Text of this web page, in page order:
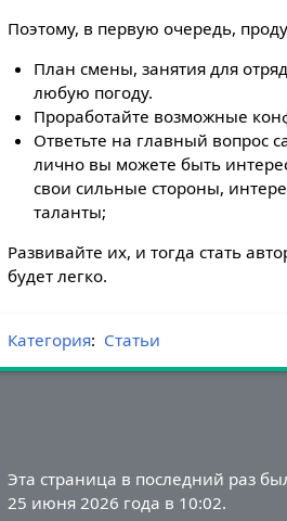
Поэтому, в первую очередь,
План смены, занятия для
любую погоду.
Проработайте возможные
Ответьте на главный вопрос
лично вы можете быть
свои сильные стороны,
таланты;
Развивайте их, и тогда стать
будет легко.
Категория: Статьи
Эта страница в последний раз
25 июня 2026 года в 10:02.